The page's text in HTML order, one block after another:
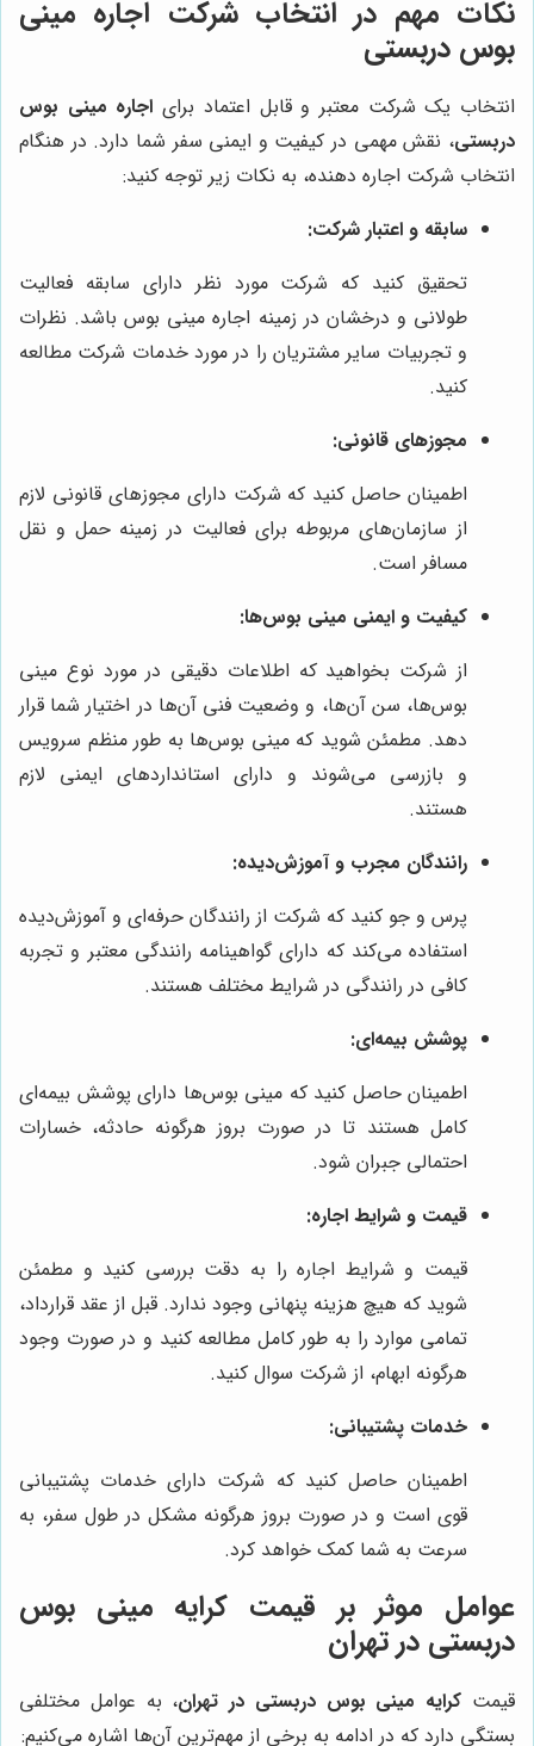
نکات مهم در انتخاب شرکت اجاره مینی
بوس دربستی
انتخاب یک شرکت معتبر و قابل اعتماد برای اجاره مینی بوس
دربستی، نقش مهمی در کیفیت و ایمنی سفر شما دارد. در هنگام
انتخاب شرکت اجاره دهنده، به نکات زیر توجه کنید:
سابقه و اعتبار شرکت:
تحقیق کنید که شرکت مورد نظر دارای سابقه فعالیت
طولانی و درخشان در زمینه اجاره مینی بوس باشد. نظرات
و تجربیات سایر مشتریان را در مورد خدمات شرکت مطالعه
کنید.
مجوزهای قانونی:
اطمینان حاصل کنید که شرکت دارای مجوزهای قانونی لازم
از سازمان‌های مربوطه برای فعالیت در زمینه حمل و نقل
مسافر است.
کیفیت و ایمنی مینی بوس‌ها:
از شرکت بخواهید که اطلاعات دقیقی در مورد نوع مینی
بوس‌ها، سن آن‌ها، و وضعیت فنی آن‌ها در اختیار شما قرار
دهد. مطمئن شوید که مینی بوس‌ها به طور منظم سرویس
و بازرسی می‌شوند و دارای استانداردهای ایمنی لازم
هستند.
رانندگان مجرب و آموزش‌دیده:
پرس و جو کنید که شرکت از رانندگان حرفه‌ای و آموزش‌دیده
استفاده می‌کند که دارای گواهینامه رانندگی معتبر و تجربه
کافی در رانندگی در شرایط مختلف هستند.
پوشش بیمه‌ای:
اطمینان حاصل کنید که مینی بوس‌ها دارای پوشش بیمه‌ای
کامل هستند تا در صورت بروز هرگونه حادثه، خسارات
احتمالی جبران شود.
قیمت و شرایط اجاره:
قیمت و شرایط اجاره را به دقت بررسی کنید و مطمئن
شوید که هیچ هزینه پنهانی وجود ندارد. قبل از عقد قرارداد،
تمامی موارد را به طور کامل مطالعه کنید و در صورت وجود
هرگونه ابهام، از شرکت سوال کنید.
خدمات پشتیبانی:
اطمینان حاصل کنید که شرکت دارای خدمات پشتیبانی
قوی است و در صورت بروز هرگونه مشکل در طول سفر، به
سرعت به شما کمک خواهد کرد.
عوامل موثر بر قیمت کرایه مینی بوس
دربستی در تهران
قیمت کرایه مینی بوس دربستی در تهران، به عوامل مختلفی
بستگی دارد که در ادامه به برخی از مهم‌ترین آن‌ها اشاره می‌کنیم: